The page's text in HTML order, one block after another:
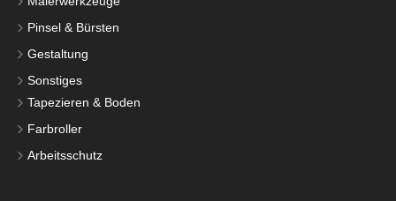
Pinsel & Bürsten
Gestaltung
Sonstiges
Tapezieren & Boden
Farbroller
Arbeitsschutz